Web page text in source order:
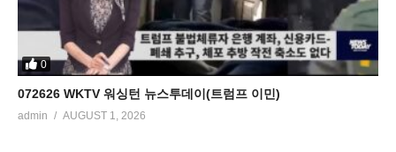
0
072626 WKTV 워싱턴 뉴스투데이(트럼프 이민)
admin AUGUST 1, 2026